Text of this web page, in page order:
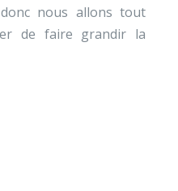
nous allons tout
de faire grandir la